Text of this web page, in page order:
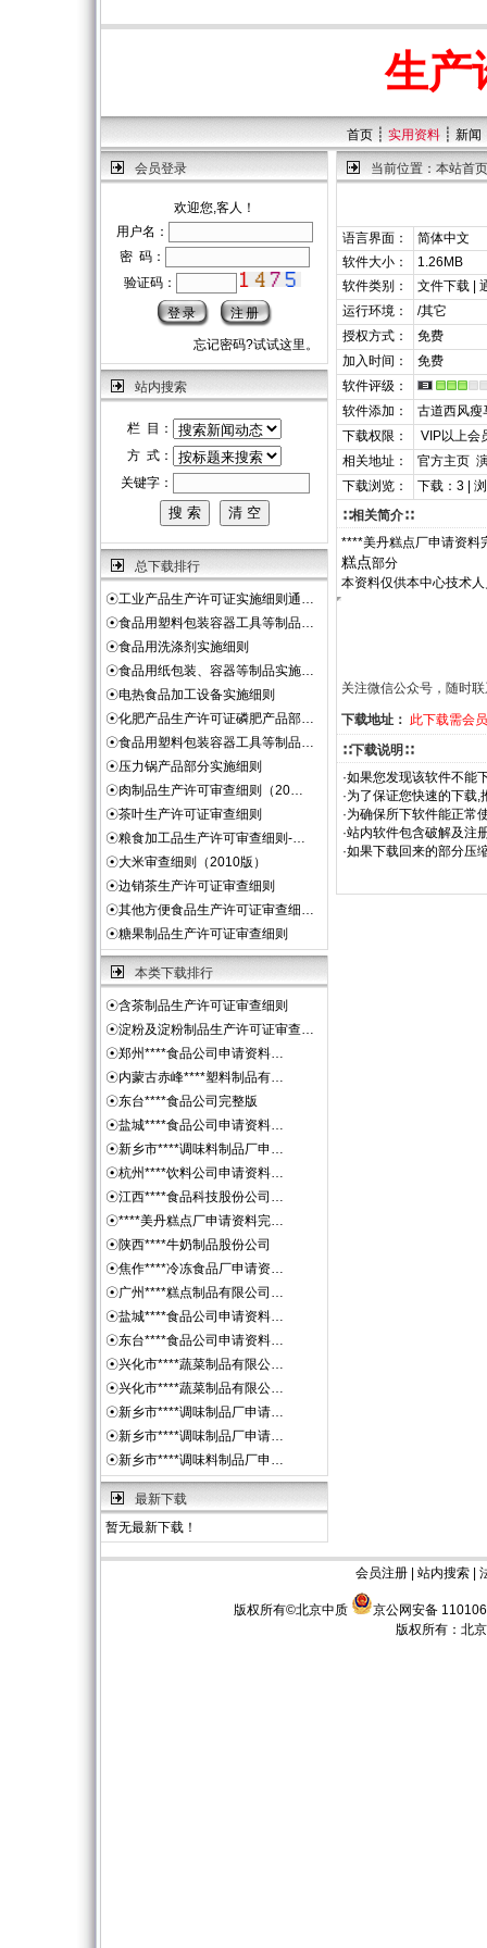
生产
首页 ┊ 实用资料 ┊ 新闻
会员登录
欢迎您,客人！
用户名：
密 码：
验证码：
忘记密码?试试这里。
站内搜索
栏 目：
方 式：
关键字：
总下载排行
☉工业产品生产许可证实施细则通…
☉食品用塑料包装容器工具等制品…
☉食品用洗涤剂实施细则
☉食品用纸包装、容器等制品实施…
☉电热食品加工设备实施细则
☉化肥产品生产许可证磷肥产品部…
☉食品用塑料包装容器工具等制品…
☉压力锅产品部分实施细则
☉肉制品生产许可审查细则（20…
☉茶叶生产许可证审查细则
☉粮食加工品生产许可审查细则-…
☉大米审查细则（2010版）
☉边销茶生产许可证审查细则
☉其他方便食品生产许可证审查细…
☉糖果制品生产许可证审查细则
本类下载排行
☉含茶制品生产许可证审查细则
☉淀粉及淀粉制品生产许可证审查…
☉郑州****食品公司申请资料…
☉内蒙古赤峰****塑料制品有…
☉东台****食品公司完整版
☉盐城****食品公司申请资料…
☉新乡市****调味料制品厂申…
☉杭州****饮料公司申请资料…
☉江西****食品科技股份公司…
☉****美丹糕点厂申请资料完…
☉陕西****牛奶制品股份公司
☉焦作****冷冻食品厂申请资…
☉广州****糕点制品有限公司…
☉盐城****食品公司申请资料…
☉东台****食品公司申请资料…
☉兴化市****蔬菜制品有限公…
☉兴化市****蔬菜制品有限公…
☉新乡市****调味制品厂申请…
☉新乡市****调味制品厂申请…
☉新乡市****调味料制品厂申…
最新下载
暂无最新下载！
当前位置： 本站首页
语言界面：
简体中文
软件大小：
1.26MB
软件类别：
文件下载 |
运行环境：
/其它
授权方式：
免费
加入时间：
免费
软件评级：
软件添加：
古道西风瘦
下载权限：
VIP以上会
相关地址：
官方主页
下载浏览：
下载：3 |
∷相关简介∷
****美丹糕点厂申请资料
糕点部分
本资料仅供本中心技术
关注微信公众号，随时
下载地址： 此下载需会
∷下载说明∷
·如果您发现该软件不能
·为了保证您快速的下载,
·为确保所下软件能正常
·站内软件包含破解及注
·如果下载回来的部分压
会员注册| 站内搜索|
版权所有©北京中质
京公网安备
版权所有： 北